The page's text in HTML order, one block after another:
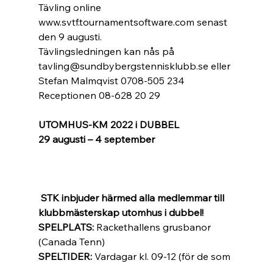
Tävling online
www.svtf.tournamentsoftware.com senast
den 9 augusti.
Tävlingsledningen kan nås på
tavling@sundbybergstennisklubb.se eller
Stefan Malmqvist 0708-505 234
Receptionen 08-628 20 29
UTOMHUS-KM 2022 i DUBBEL
29 augusti – 4 september
STK inbjuder härmed alla medlemmar till
klubbmästerskap utomhus i dubbel!
SPELPLATS: Rackethallens grusbanor
(Canada Tenn)
SPELTIDER: Vardagar kl. 09-12 (för de som